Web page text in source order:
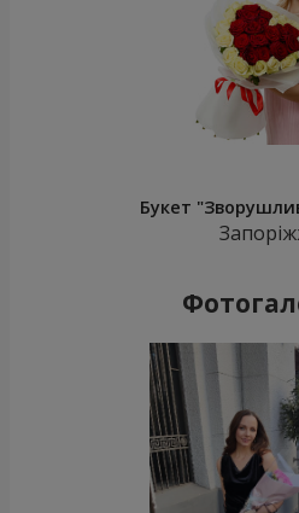
Букет